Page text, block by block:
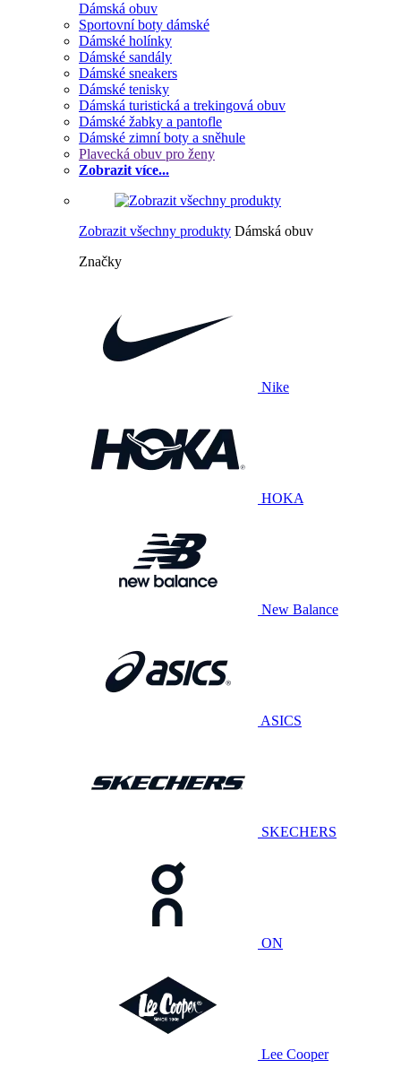
Dámská obuv
Sportovní boty dámské
Dámské holínky
Dámské sandály
Dámské sneakers
Dámské tenisky
Dámská turistická a trekingová obuv
Dámské žabky a pantofle
Dámské zimní boty a sněhule
Plavecká obuv pro ženy
Zobrazit více...
Zobrazit všechny produkty Dámská obuv
Značky
Nike
HOKA
New Balance
ASICS
SKECHERS
ON
Lee Cooper